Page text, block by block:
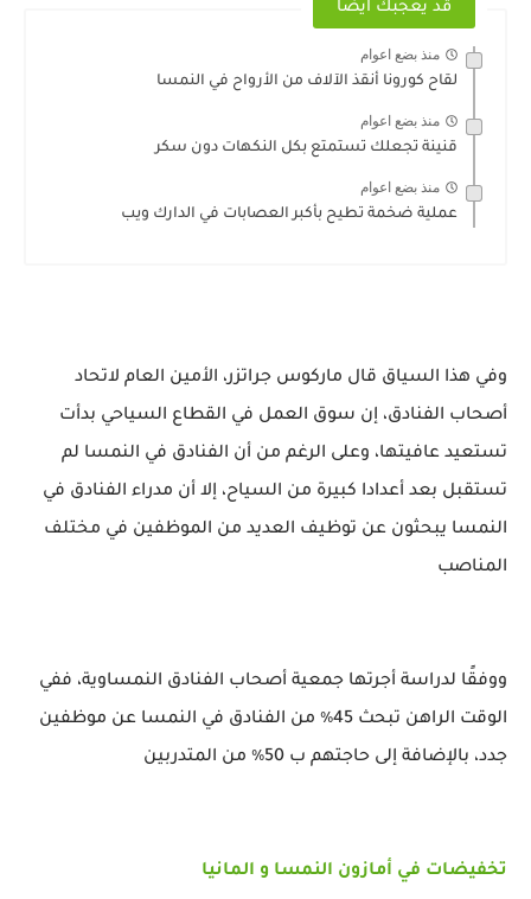
قد يعجبك ايضا
منذ بضع اعوام
لقاح كورونا أنقذ الآلاف من الأرواح في النمسا
منذ بضع اعوام
قنينة تجعلك تستمتع بكل النكهات دون سكر
منذ بضع اعوام
عملية ضخمة تطيح بأكبر العصابات في الدارك ويب
وفي هذا السياق قال ماركوس جراتزر، الأمين العام لاتحاد
أصحاب الفنادق، إن سوق العمل في القطاع السياحي بدأت
تستعيد عافيتها، وعلى الرغم من أن الفنادق في النمسا لم
تستقبل بعد أعدادا كبيرة من السياح، إلا أن مدراء الفنادق في
النمسا يبحثون عن توظيف العديد من الموظفين في مختلف
المناصب
ووفقًا لدراسة أجرتها جمعية أصحاب الفنادق النمساوية، ففي
الوقت الراهن تبحث 45٪ من الفنادق في النمسا عن موظفين
جدد، بالإضافة إلى حاجتهم ب 50٪ من المتدربين
تخفيضات في أمازون النمسا و المانيا